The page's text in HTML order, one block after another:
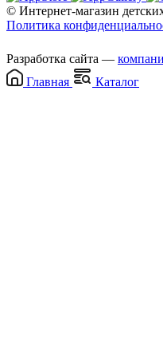
© Интернет-магазин
Политика
Разработка сайта —
Главная
Каталог